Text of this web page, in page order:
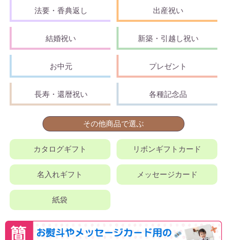
法要・香典返し 出産祝い
結婚祝い 新築・引越し祝い
お中元 プレゼント
長寿・還暦祝い 各種記念品
その他商品で選ぶ
カタログギフト リボンギフトカード
名入れギフト メッセージカード
紙袋